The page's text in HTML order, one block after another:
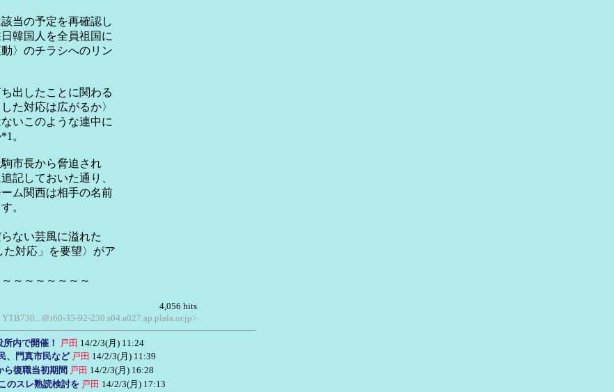
当の予定を再確認し
韓国人を全員祖国に
〉のチラシへのリン
出したことに関わる
た対応は広がるか〉
いこのような連中に
。
市長から脅迫され
記しておいた通り、
ム関西は相手の名前
。
ない芸風に溢れた
た対応」を要望〉がア
～～～～～～～
4,056 hits
＠i60-35-92-230.s04.a027.ap.plala.or.jp>
内で開催！ 戸田 14/2/3(月) 11:24
、門真市民など 戸田 14/2/3(月) 11:39
復職当初期間 戸田 14/2/3(月) 16:28
のスレ熟読検討を 戸田 14/2/3(月) 17:13